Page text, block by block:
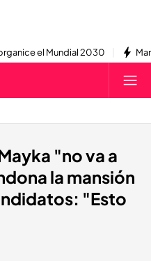
el Mundial 2030
"no va a
la mansión
"Esto